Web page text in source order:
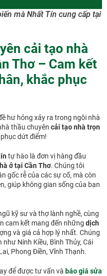
mà Nhất Tín cung cấp tại
cải tạo nhà
Thơ – Cam kết
khắc phục
hư hỏng xảy ra trong ngôi nhà
thầu chuyên cải tạo nhà trọn
dứt điểm!
tự hào là đơn vị hàng đầu
ở tại Cần Thơ. Chúng tôi
gốc rễ của các sự cố, mà còn
giúp không gian sống của bạn
kỹ sư và thợ lành nghề, cùng
cam kết mang đến những dịch
và giá cả hợp lý nhất. Chúng
Ninh Kiều, Bình Thủy, Cái
Phong Điền, Vĩnh Thạnh.
để được tư vấn và báo giá sửa